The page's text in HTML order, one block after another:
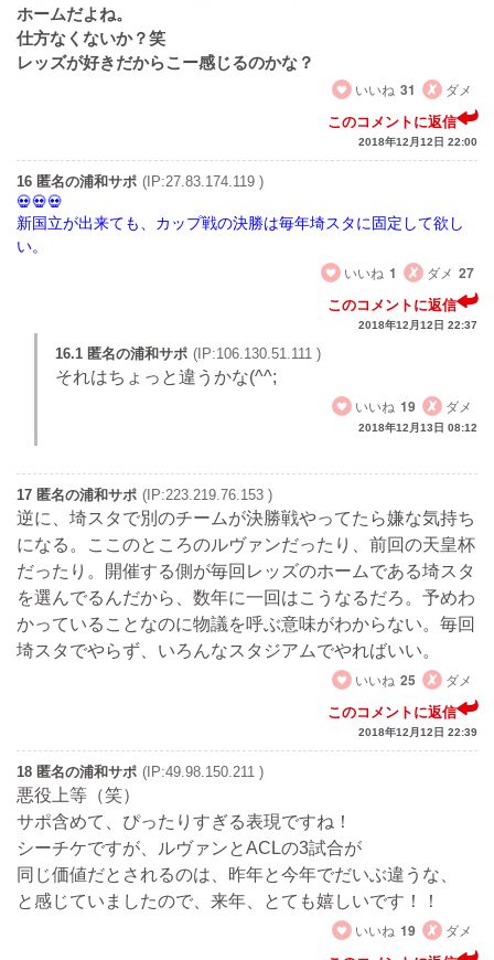
ホームだよね。
仕方なくないか？笑
レッズが好きだからこー感じるのかな？
いいね 31 ダメ
このコメントに返信
2018年12月12日 22:00
16 匿名の浦和サポ (IP:27.83.174.119 )
新国立が出来ても、カップ戦の決勝は毎年埼スタに固定して欲し
い。
いいね 1 ダメ 27
このコメントに返信
2018年12月12日 22:37
16.1 匿名の浦和サポ (IP:106.130.51.111 )
それはちょっと違うかな(^^;
いいね 19 ダメ
2018年12月13日 08:12
17 匿名の浦和サポ (IP:223.219.76.153 )
逆に、埼スタで別のチームが決勝戦やってたら嫌な気持ち
になる。ここのところのルヴァンだったり、前回の天皇杯
だったり。開催する側が毎回レッズのホームである埼スタ
を選んでるんだから、数年に一回はこうなるだろ。予めわ
かっていることなのに物議を呼ぶ意味がわからない。毎回
埼スタでやらず、いろんなスタジアムでやればいい。
いいね 25 ダメ
このコメントに返信
2018年12月12日 22:39
18 匿名の浦和サポ (IP:49.98.150.211 )
悪役上等（笑）
サポ含めて、ぴったりすぎる表現ですね！
シーチケですが、ルヴァンとACLの3試合が
同じ価値だとされるのは、昨年と今年でだいぶ違うな、
と感じていましたので、来年、とても嬉しいです！！
いいね 19 ダメ